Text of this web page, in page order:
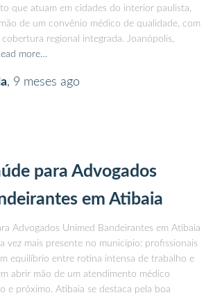
que atuam em cidades do interior paulista,
de um convênio médico de qualidade, com
regional integrada. Joanópolis,
more…
, 9 meses ago
para Advogados
em Atibaia
Advogados Unimed Bandeirantes em Atibaia
vez mais presente no município: profissionais
equilíbrio entre rotina intensa de trabalho e
abrir mão de um atendimento médico
e próximo. Atibaia se destaca pela boa